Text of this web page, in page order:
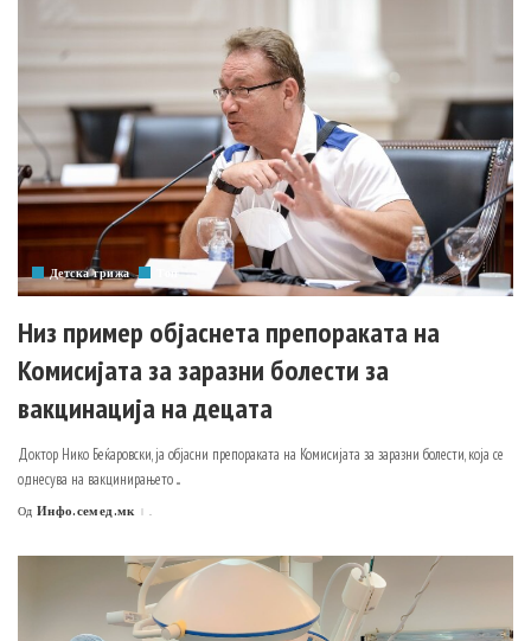
Детска грижа Топ
Низ пример објаснета препораката на
Комисијата за заразни болести за
вакцинација на децата
Доктор Нико Беќаровски, ја објасни препораката на Комисијата за заразни болести, која се
однесува на вакцинирањето...
Posted
Од Инфо.семед.мк .